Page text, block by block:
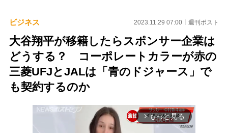
ビジネス 2023.11.29 07:00 週刊ポスト
大谷翔平が移籍したらスポンサー企業は
どうする？ コーポレートカラーが赤の
三菱UFJとJALは「青のドジャース」で
も契約するのか
arrow_forward_ios もっと見る